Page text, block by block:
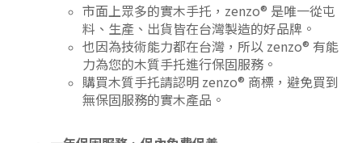
市面上眾多的實木手托，zenzo® 是唯一從屯
料、生產、出貨皆在台灣製造的好品牌。
也因為技術能力都在台灣，所以 zenzo® 有能
力為您的木質手托進行保固服務。
購買木質手托請認明 zenzo® 商標，避免買到
無保固服務的實木產品。